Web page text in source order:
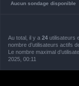
Aucun sondage disponible
Au total, il y a 24 utilisateurs
nombre d’utilisateurs actifs
Le nombre maximal
2025, 00:11